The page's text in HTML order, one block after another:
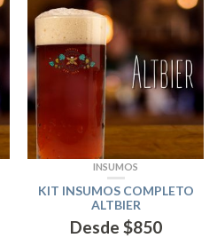
INSUMOS
KIT INSUMOS COMPLETO
ALTBIER
Desde $850